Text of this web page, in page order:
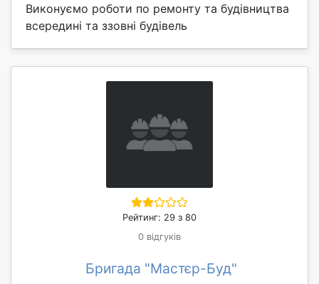
Виконуємо роботи по ремонту та будівництва
всередині та ззовні будівель
Рейтинг: 29 з 80
0 відгуків
Бригада "Мастєр-Буд"